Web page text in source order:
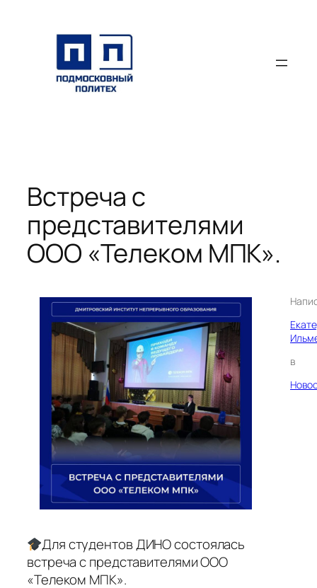
содержимому
Встреча с
представителями
ООО «Телеком МПК».
в
Для студентов ДИНО состоялась
встреча с представителями ООО
«Телеком МПК».